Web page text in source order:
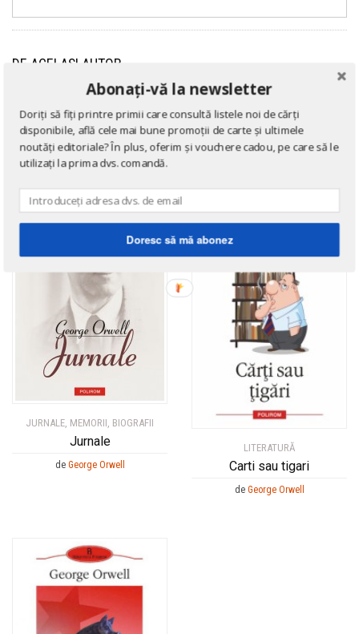
DE ACELAȘI AUTOR
→ afișează toate cărțile scrisedeGeorge Orwell
JURNALE, MEMORII, BIOGRAFII
Jurnale
de George Orwell
LITERATURĂ
Carti sau tigari
de George Orwell
Abonați-vă la newsletter
Doriți să fiți printre primii care consultă listele noi de cărți
disponibile, află cele mai bune promoții de carte și ultimele
noutăți editoriale? În plus, oferim și vouchere cadou, pe care să le
utilizați la prima dvs. comandă.
Doresc să mă abonez